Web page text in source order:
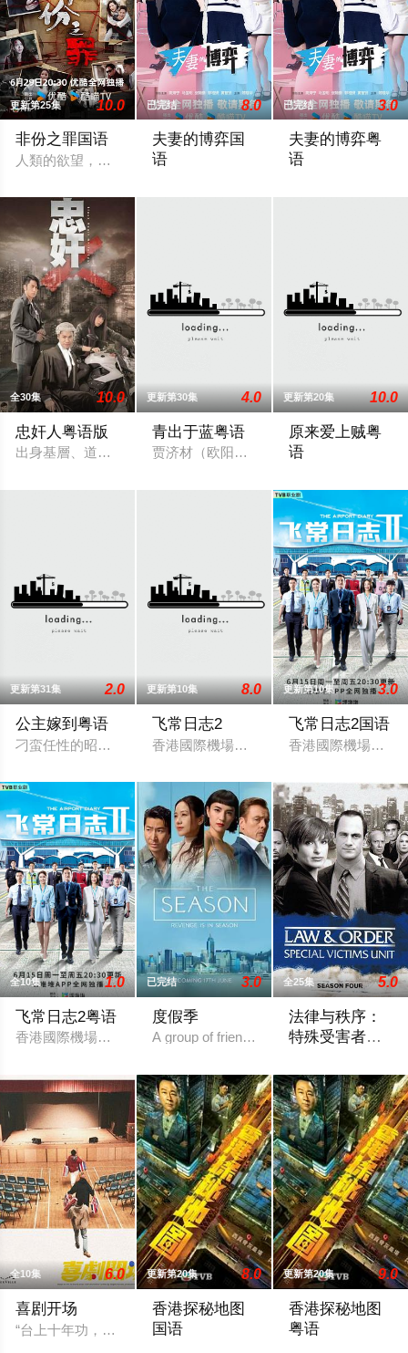
更新第25集 10.0
非份之罪国语
人類的欲望，可驅使我們超越自我，然而，當欲望失控，過份
已完结 8.0
夫妻的博弈国
语
已完结 3.0
夫妻的博弈粤
语
全30集 10.0
忠奸人粤语版
出身基層、道德意識薄弱的譚美貞（田蕊妮飾），為了袒護犯
更新第30集 4.0
青出于蓝粤语
贾济材（欧阳震华 饰）本是一名商界精
更新第20集 10.0
原来爱上贼粤
语
更新第31集 2.0
公主嫁到粤语
刁蛮任性的昭阳公主（佘诗曼 饰）为避嫁吐蕃急招驸马，一代
更新第10集 8.0
飞常日志2
香港國際機場繁忙運轉，突遇全球系統故
更新第10集 3.0
飞常日志2国语
香港國際機場繁忙
全10集 1.0
飞常日志2粤语
香港國際機場繁忙運轉，突遇全球系統故障而出現混亂，客運
已完结 3.0
度假季
A group of friends in Hong Kong's elite
全25集 5.0
法律与秩序：
特殊受害者第
全10集 6.0
喜剧开场
“台上十年功，台下解散中。”三人搞笑戏剧组合“红白蓝”寻求无
更新第20集 8.0
香港探秘地图
国语
更新第20集 9.0
香港探秘地图
粤语